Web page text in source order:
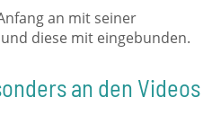
an mit seiner
diese mit eingebunden.
an den Videos